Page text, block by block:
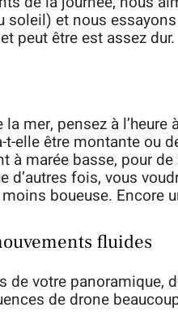
et nous
peut être est assez dur.
mer, pensez à
elle être montante ou
à marée basse, pour
d’autres fois, vous
boueuse. Encore
fluides
de votre panoramique,
de drone